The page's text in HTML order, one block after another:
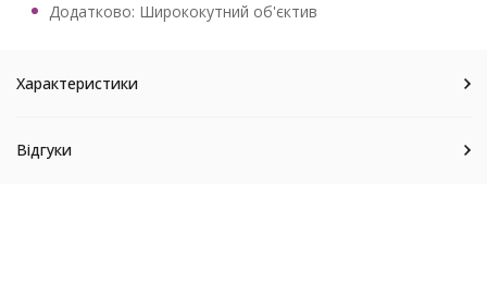
Додатково: Ширококутний об'єктив
Характеристики
Відгуки